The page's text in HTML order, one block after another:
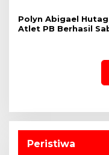
Polyn Abigael
Atlet PB Berhasil
Peristiwa